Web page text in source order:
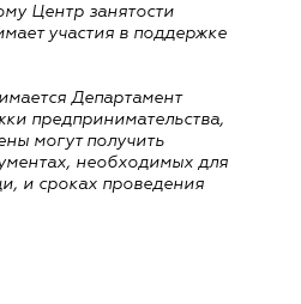
Центр занятости
участия в поддержке
Департамент
предпринимательства,
могут получить
необходимых для
и сроках проведения